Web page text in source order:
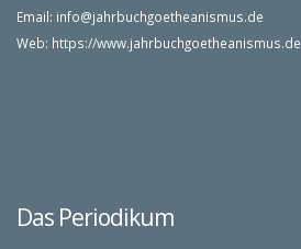
Email: info@jahrbuchgoetheanismus.de
Web: https://www.jahrbuchgoetheanismus.de
Das Periodikum